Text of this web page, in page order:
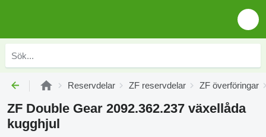
Reservdelar ZF reservdelar ZF överföringar
ZF Double Gear 2092.362.237 växellåda
kugghjul